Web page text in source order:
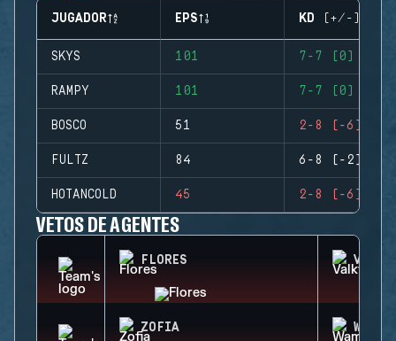
JUGADOR EPS KD (+/-)
SKYS 101 7-7 (0)
RAMPY 101 7-7 (0)
BOSCO 51 2-8 (-6)
FULTZ 84 6-8 (-2)
HOTANCOLD 45 2-8 (-6)
VETOS DE AGENTES
FLORES
ZOFIA WAMAI